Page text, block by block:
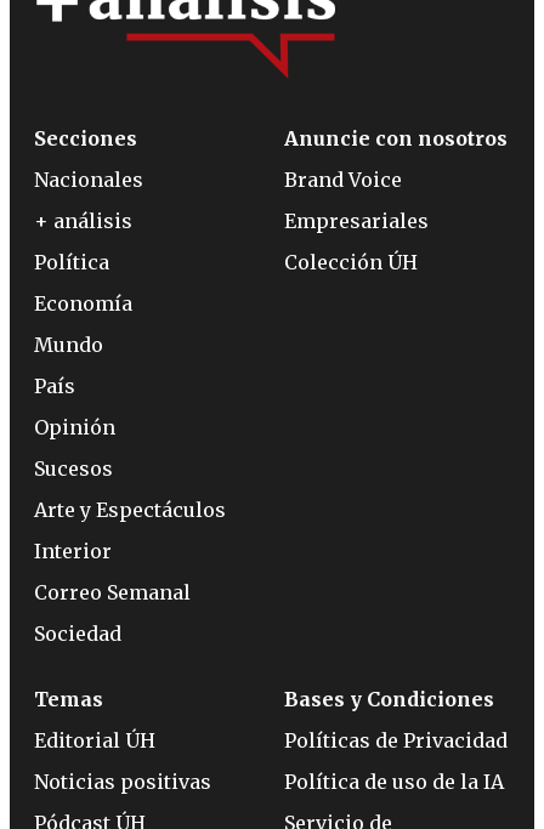
Secciones
Nacionales
+ análisis
Política
Economía
Mundo
País
Opinión
Sucesos
Arte y Espectáculos
Interior
Correo Semanal
Sociedad
Anuncie con nosotros
Brand Voice
Empresariales
Colección ÚH
Temas
Editorial ÚH
Noticias positivas
Pódcast ÚH
Bases y Condiciones
Políticas de Privacidad
Política de uso de la IA
Servicio de